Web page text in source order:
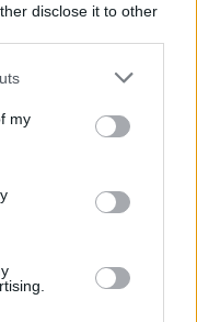
disclose it to other
one or more Google
You may click to
third-party tags to
in below Google
my
la posibilidad…